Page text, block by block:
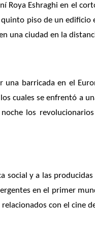
Roya Eshraghi en el
piso de un edificio
una ciudad en la
barricada en el
cuales se enfrentó a
los
social y a las producidas
en el primer
con el cine